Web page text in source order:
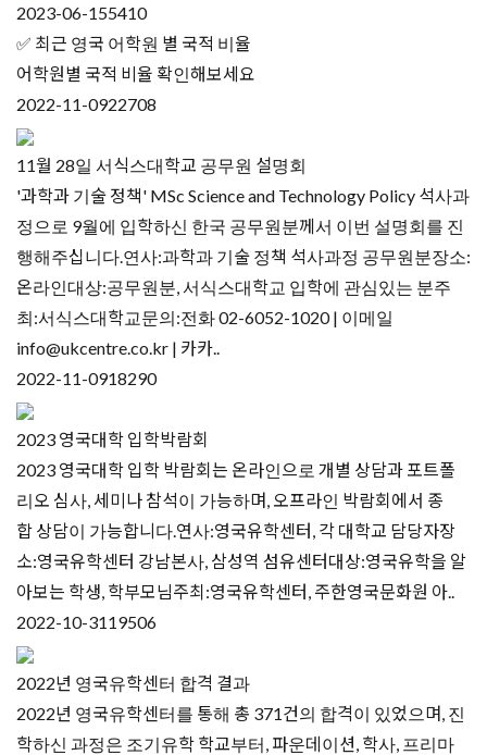
2023-06-155410
✅ 최근 영국 어학원 별 국적 비율
어학원별 국적 비율 확인해보세요
2022-11-0922708
11월 28일 서식스대학교 공무원 설명회
'과학과 기술 정책' MSc Science and Technology Policy 석사과
정으로 9월에 입학하신 한국 공무원분께서 이번 설명회를 진
행해주십니다.연사:과학과 기술 정책 석사과정 공무원분장소:
온라인대상:공무원분, 서식스대학교 입학에 관심있는 분주
최:서식스대학교문의:전화 02-6052-1020 | 이메일
info@ukcentre.co.kr | 카카..
2022-11-0918290
2023 영국대학 입학박람회
2023 영국대학 입학 박람회는 온라인으로 개별 상담과 포트폴
리오 심사, 세미나 참석이 가능하며, 오프라인 박람회에서 종
합 상담이 가능합니다.연사:영국유학센터, 각 대학교 담당자장
소:영국유학센터 강남본사, 삼성역 섬유센터대상:영국유학을 알
아보는 학생, 학부모님주최:영국유학센터, 주한영국문화원 아..
2022-10-3119506
2022년 영국유학센터 합격 결과
2022년 영국유학센터를 통해 총 371건의 합격이 있었으며, 진
학하신 과정은 조기유학 학교부터, 파운데이션, 학사, 프리마